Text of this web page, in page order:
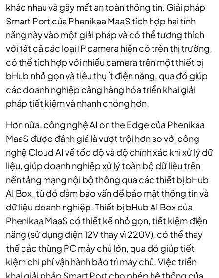
khác nhau và gây mất an toàn thông tin. Giải pháp
Smart Port của Phenikaa MaaS tích hợp hai tính
năng này vào một giải pháp và có thể tương thích
với tất cả các loại IP camera hiện có trên thị trường,
có thể tích hợp với nhiều camera trên một thiết bị
bHub nhỏ gọn và tiêu thụ ít điện năng, qua đó giúp
các doanh nghiệp cảng hàng hóa triển khai giải
pháp tiết kiệm và nhanh chóng hơn.
Hơn nữa, công nghệ AI on the Edge của Phenikaa
MaaS được đánh giá là vượt trội hơn so với công
nghệ Cloud AI về tốc độ và độ chính xác khi xử lý dữ
liệu, giúp doanh nghiệp xử lý toàn bộ dữ liệu trên
nền tảng mạng nội bộ thông qua các thiết bị bHub
AI Box, từ đó đảm bảo vấn đề bảo mật thông tin và
dữ liệu doanh nghiệp. Thiết bị bHub AI Box của
Phenikaa MaaS có thiết kế nhỏ gọn, tiết kiệm điện
năng (sử dụng điện 12V thay vì 220V), có thể thay
thế các thùng PC máy chủ lớn, qua đó giúp tiết
kiệm chi phí vận hành bảo trì máy chủ. Việc triển
khai giải pháp Smart Port cho phép hệ thống của